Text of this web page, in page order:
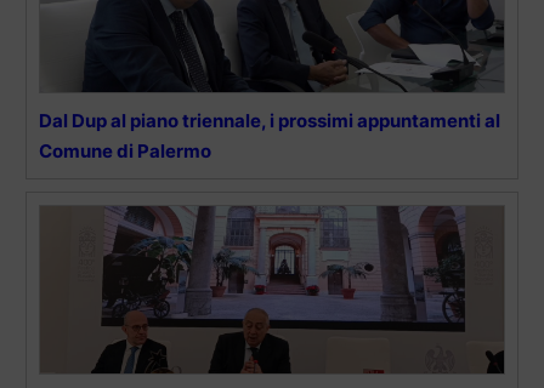
Dal Dup al piano triennale, i prossimi appuntamenti al
Comune di Palermo